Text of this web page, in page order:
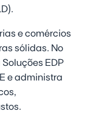
e comércios
sólidas. No
Soluções EDP
e administra